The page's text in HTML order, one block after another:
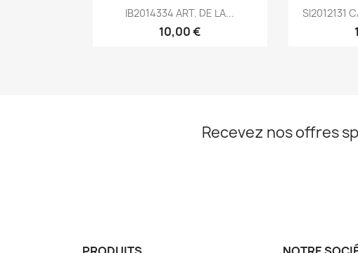
Aperçu rapide
IB2014334 ART. DE LA...
10,00 €

SI2012131
Recevez nos offres